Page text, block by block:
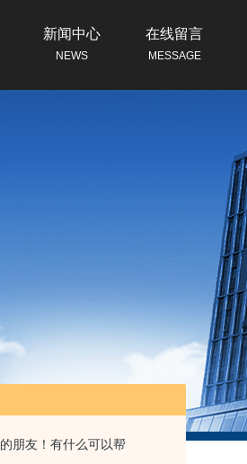
朋友！有什么可以帮
新闻中心
NEWS
在线留言
MESSAGE